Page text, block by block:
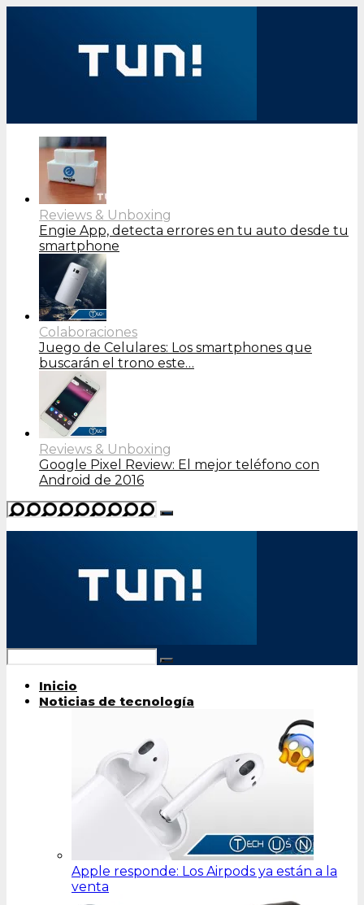
Reviews & Unboxing
Engie App, detecta errores en tu auto desde tu
smartphone
Colaboraciones
Juego de Celulares: Los smartphones que
buscarán el trono este…
Reviews & Unboxing
Google Pixel Review: El mejor teléfono con
Android de 2016
Inicio
Noticias de tecnología
Apple responde: Los Airpods ya están a la
venta